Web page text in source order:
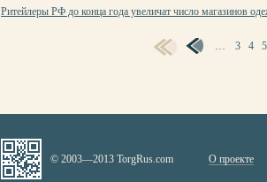
Ритейлеры РФ до конца года увеличат число магазинов
… 3 4 5
© 2003—2013 TorgRus.com О проекте